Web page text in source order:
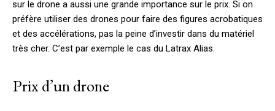
sur le drone a aussi une grande importance sur le prix. Si on
préfère utiliser des drones pour faire des figures acrobatiques
et des accélérations, pas la peine d’investir dans du matériel
très cher. C’est par exemple le cas du Latrax Alias.
Prix d’un drone